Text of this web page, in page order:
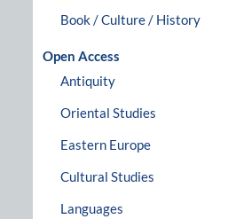
Book / Culture / History
Open Access
Antiquity
Oriental Studies
Eastern Europe
Cultural Studies
Languages